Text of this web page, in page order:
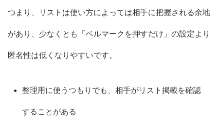
つまり、リストは使い方によっては相手に把握される余地
があり、少なくとも「ベルマークを押すだけ」の設定より
匿名性は低くなりやすいです。
整理用に使うつもりでも、相手がリスト掲載を確認
することがある